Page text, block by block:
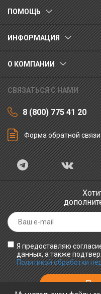
ПОМОЩЬ
ИНФОРМАЦИЯ
О КОМПАНИИ
СВЯЗАТЬСЯ С НАМИ
8 (800) 775 41 20
Форма обратной связи
Я предоставляю
данных, а также
Политикой обработки